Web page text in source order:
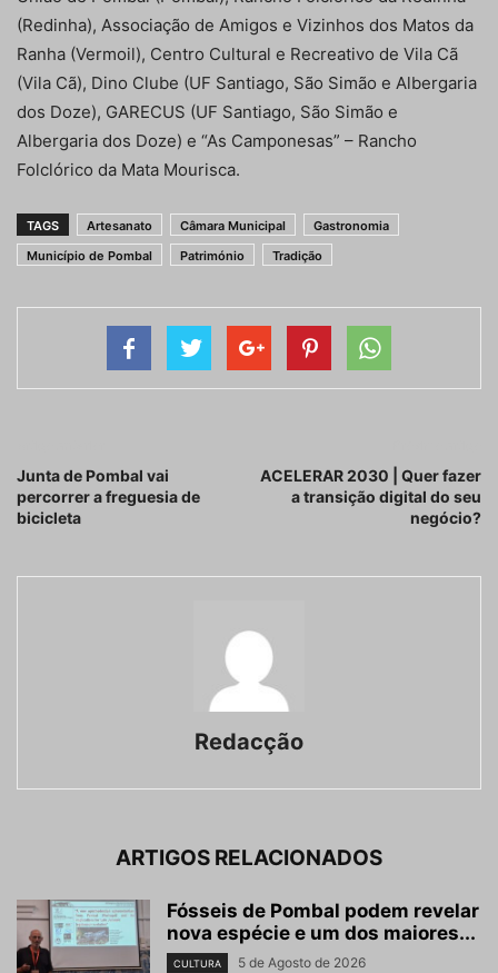
(Redinha), Associação de Amigos e Vizinhos dos Matos da
Ranha (Vermoil), Centro Cultural e Recreativo de Vila Cã
(Vila Cã), Dino Clube (UF Santiago, São Simão e Albergaria
dos Doze), GARECUS (UF Santiago, São Simão e
Albergaria dos Doze) e “As Camponesas” – Rancho
Folclórico da Mata Mourisca.
TAGS Artesanato Câmara Municipal
Gastronomia
Município de Pombal
Património Tradição
Junta de Pombal vai
percorrer a freguesia de
bicicleta
ACELERAR 2030 | Quer fazer
a transição digital do seu
negócio?
Redacção
ARTIGOS RELACIONADOS
Fósseis de Pombal podem revelar
nova espécie e um dos maiores...
CULTURA 5 de Agosto de 2026